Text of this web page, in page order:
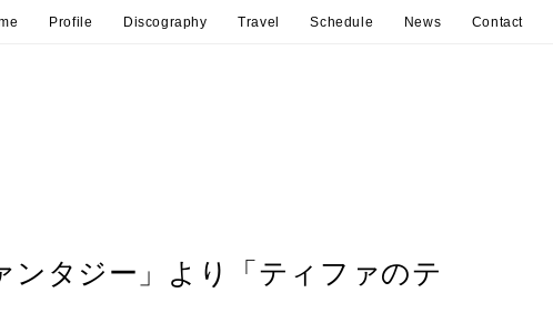
Profile Discography Travel Schedule News Contact
ンタジー」より「ティファのテ